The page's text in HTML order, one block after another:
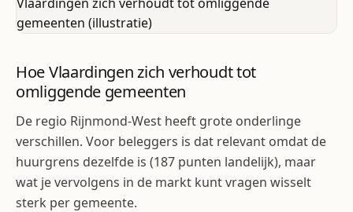
Hoe Vlaardingen zich verhoudt tot
omliggende gemeenten
De regio Rijnmond-West heeft grote onderlinge
verschillen. Voor beleggers is dat relevant omdat de
huurgrens dezelfde is (187 punten landelijk), maar
wat je vervolgens in de markt kunt vragen wisselt
sterk per gemeente.